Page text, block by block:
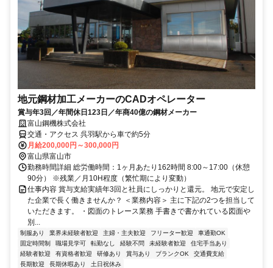
地元鋼材加工メーカーのCADオペレーター
賞与年3回／年間休日123日／年商40億の鋼材メーカー
富山鋼機株式会社
交通・アクセス 呉羽駅から車で約5分
月給200,000円～300,000円
富山県富山市
勤務時間詳細 総労働時間：1ヶ月あたり162時間 8:00～17:00（休憩
90分） ※残業／月10H程度（繁忙期により変動）
仕事内容 賞与支給実績年3回と社員にしっかりと還元。 地元で安定し
た企業で長く働きませんか？ ＜業務内容＞ 主に下記の2つを担当して
いただきます。 ・図面のトレース業務 手書きで書かれている図面や
別...
制服あり 業界未経験者歓迎 主婦・主夫歓迎 フリーター歓迎
車通勤OK
固定時間制
職場見学可 転勤なし 経験不問 未経験者歓迎
住宅手当あり
経験者歓迎
有資格者歓迎 研修あり 賞与あり ブランクOK
交通費支給
長期歓迎
長期休暇あり 土日祝休み